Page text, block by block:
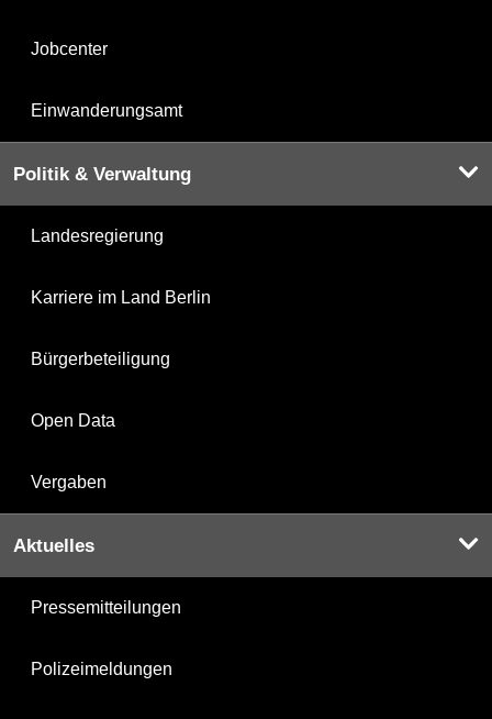
Jobcenter
Einwanderungsamt
Politik & Verwaltung
Landesregierung
Karriere im Land Berlin
Bürgerbeteiligung
Open Data
Vergaben
Aktuelles
Pressemitteilungen
Polizeimeldungen